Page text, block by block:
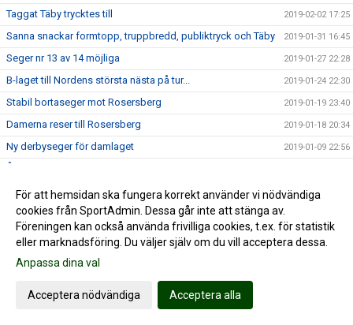
Taggat Täby trycktes till 2019-02-02 17:25
Sanna snackar formtopp, truppbredd, publiktryck och Täby 2019-01-31 16:45
Seger nr 13 av 14 möjliga 2019-01-27 22:28
B-laget till Nordens största nästa på tur... 2019-01-24 22:30
Stabil bortaseger mot Rosersberg 2019-01-19 23:40
Damerna reser till Rosersberg 2019-01-18 20:34
Ny derbyseger för damlaget 2019-01-09 22:56
Dramatisk vändning på kämpig match 2019-01-06 19:44
Rivstart för damlaget! 2019-01-05 22:16
INFÖR OMSTARTEN av damtvåan 2019-01-04 22:00
Alfta GIF Handboll önskar GOD JUL!
Alfta GIF satte snygg punkt för historisk höstsäsong
Svårspelat när damerna kompletterade hösten
För att hemsidan ska fungera korrekt använder vi nödvändiga
cookies från SportAdmin. Dessa går inte att stänga av.
Föreningen kan också använda frivilliga cookies, t.ex. för statistik
eller marknadsföring. Du väljer själv om du vill acceptera dessa.
Anpassa dina val
Acceptera nödvändiga Acceptera alla